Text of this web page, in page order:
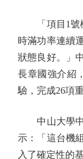
「項目1號機
時滿功率連續
狀態良好。」
長章國強介紹
驗，完成26項
中山大學中
示：「這台機
入了確定性的